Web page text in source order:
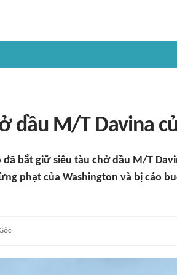
dầu M/T Davina
bắt giữ siêu tàu chở dầu M/T
phạt của Washington và bị cáo